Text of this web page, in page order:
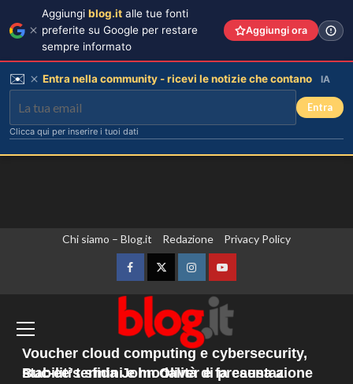
Chi siamo – Blog.it Redazione Privacy Policy
FacebookTwitterInstagramYouTube
Menu
principale
Ucraina, Papa “E’ tempo di fermare la
spirale di violenza”
Giuseppe Recca 9 Agosto 2026 : 13:35
Voucher cloud computing e cybersecurity,
stabiliti termini e modalità di presentazione
Buc-ee’s sfida John Oliver e fa causa a
Chiara Ferragni rivela il ritocco di
cui si è pentita: “L’ho fatto
sciogliere”.
Gaia svela la verità sull’amore tra
Elodie e Franceska: “Se l’amore
genera rabbia…”
Aggiungi blog.it alle tue fonti
preferite su Google per restare
sempre informato
Aggiungi ora
✉️ Entra nella community - ricevi le notizie che contano IA
Entra
Clicca qui per inserire i tuoi dati